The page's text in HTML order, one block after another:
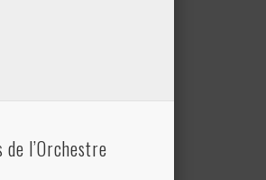
de l’Orchestre